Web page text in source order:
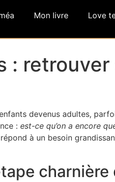
Mon livre Love
:
devenus adultes,
: est-ce qu’on a encore
répond à un besoin
charnière